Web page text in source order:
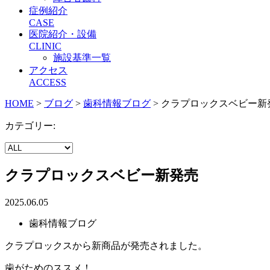
症例紹介
CASE
医院紹介・設備
CLINIC
施設基準一覧
アクセス
ACCESS
HOME > ブログ > 歯科情報ブログ > クラプロックスベビー新
カテゴリー:
クラプロックスベビー新発売
2025.06.05
歯科情報ブログ
クラプロックスから新商品が発売されました。
歯がためのススメ！